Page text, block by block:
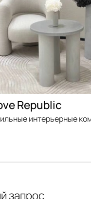
Republic
интерьерные
запрос